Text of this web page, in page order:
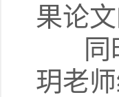
果论
同时
玥老